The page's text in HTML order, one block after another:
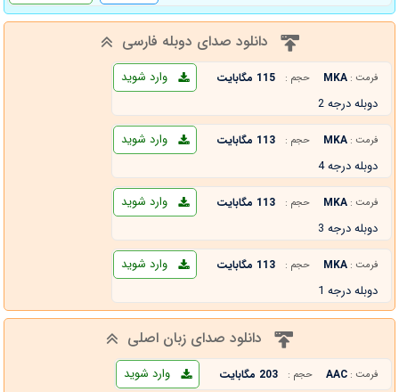
دانلود صدای دوبله فارسی
فرمت : MKA حجم : 115 مگابایت
وارد شوید
دوبله درجه 2
فرمت : MKA حجم : 113 مگابایت
وارد شوید
دوبله درجه 4
فرمت : MKA حجم : 113 مگابایت
وارد شوید
دوبله درجه 3
فرمت : MKA حجم : 113 مگابایت
وارد شوید
دوبله درجه 1
دانلود صدای زبان اصلی
فرمت : AAC حجم : 203 مگابایت وارد شوید